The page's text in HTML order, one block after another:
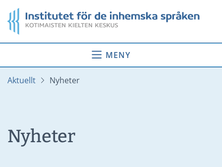
till
innehåll
Startsida
MENY
Aktuellt Nyheter
Nyheter